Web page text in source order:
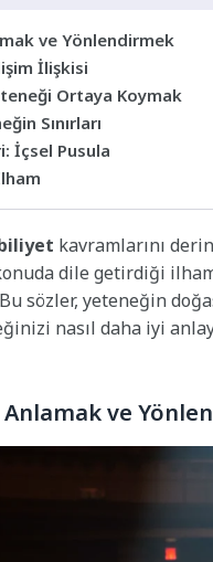
ve Yönlendirmek
İlişkisi
Ortaya Koymak
Sınırları
İçsel Pusula
kavramlarını
dile getirdiği
Bu sözler, yeteneğin
nasıl daha iyi
ve